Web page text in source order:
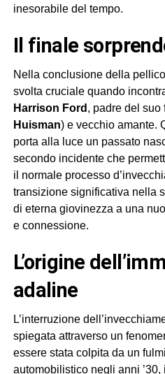
inesorabile del tempo.
il finale
Nella conclusione della
svolta cruciale quando
Harrison Ford , padre del suo
Huisman) e vecchio amante.
porta alla luce un passato
secondo incidente che
il normale processo
transizione significativa nella
di eterna giovinezza a una
e connessione.
l’origine dell’immortalità di
adaline
L’interruzione
spiegata attraverso un
essere stata colpita da un
automobilistico negli anni